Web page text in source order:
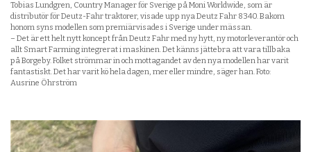
Tobias Lundgren, Country Manager för Sverige på Moni Worldwide, som är
distributör för Deutz-Fahr traktorer, visade upp nya Deutz Fahr 8340. Bakom
honom syns modellen som premiärvisades i Sverige under mässan.
– Det är ett helt nytt koncept från Deutz Fahr med ny hytt, ny motorleverantör och
allt Smart Farming integrerat i maskinen. Det känns jättebra att vara tillbaka
på Borgeby. Folket strömmar in och mottagandet av den nya modellen har varit
fantastiskt. Det har varit kö hela dagen, mer eller mindre, säger han. Foto:
Ausrine Öhrström